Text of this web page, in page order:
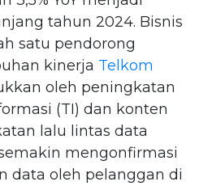
tahun 2024. Bisnis
satu pendorong
kinerja Telkom
oleh peningkatan
(TI) dan konten
lalu lintas data
mengonfirmasi
data oleh pelanggan di